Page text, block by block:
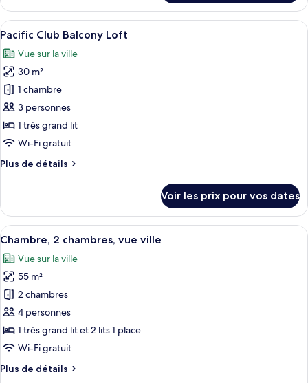
»,
1
très
grand
lit
le
type
de
Chambre
«
Premier
»,
très
grand
lit
Afficher
toutes
les
photos
pour
ce
type
de
chambre :
Pacific
Loft
Une chambre d’hôtel moderne
10
Pacific Club Balcony Loft
Vue sur la ville
30 m²
1 chambre
3 personnes
1 très grand lit
Wi-Fi gratuit
Plus de détails
Plus
le
type
de
Pacific
Club
Balcony
Loft
Voir les prix pour vos dates
Afficher
toutes
les
photos
pour
ce
type
de
chambre :
Chambre,
Un couloir d’hôtel menant à une
8
Chambre, 2 chambres, vue ville
Vue sur la ville
55 m²
2 chambres
4 personnes
1 très grand lit et 2 lits 1 place
Wi-Fi gratuit
Plus de détails
Plus